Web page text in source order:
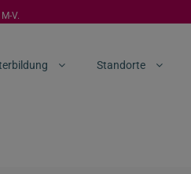
V.
Standorte